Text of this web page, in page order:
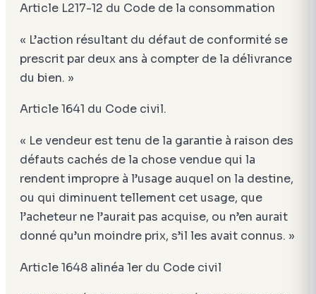
Article L217-12 du Code de la consommation
« L’action résultant du défaut de conformité se
prescrit par deux ans à compter de la délivrance
du bien. »
Article 1641 du Code civil.
« Le vendeur est tenu de la garantie à raison des
défauts cachés de la chose vendue qui la
rendent impropre à l’usage auquel on la destine,
ou qui diminuent tellement cet usage, que
l’acheteur ne l’aurait pas acquise, ou n’en aurait
donné qu’un moindre prix, s’il les avait connus. »
Article 1648 alinéa 1er du Code civil